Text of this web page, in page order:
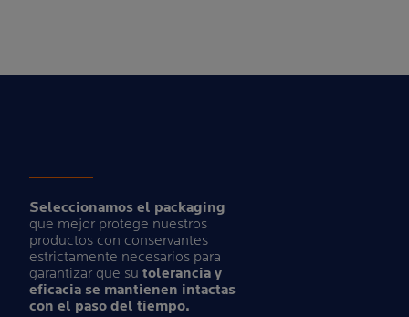
Seleccionamos el packaging
que mejor protege nuestros
productos con conservantes
estrictamente necesarios para
garantizar que su tolerancia y
eficacia se mantienen intactas
con el paso del tiempo.